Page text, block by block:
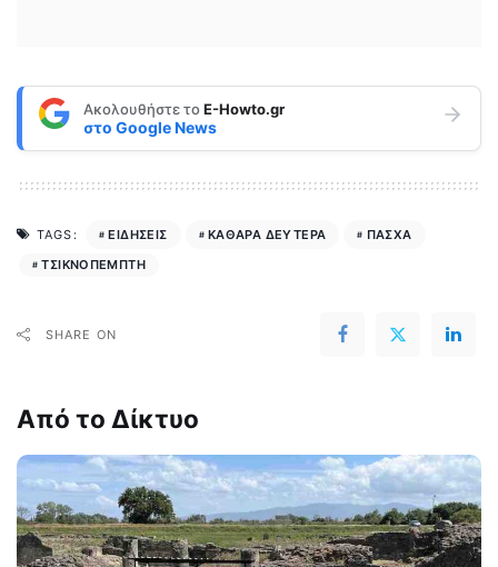
Ακολουθήστε τοE-Howto.gr
στο Google News
TAGS: ΕΙΔΗΣΕΙΣ ΚΑΘΑΡΑ ΔΕΥΤΕΡΑ
ΠΑΣΧΑ
ΤΣΙΚΝΟΠΕΜΠΤΗ
SHARE ON
Από το Δίκτυο